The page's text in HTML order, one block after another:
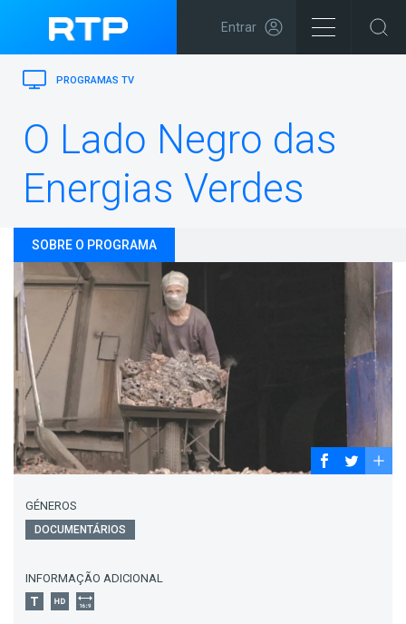
Entrar
PROGRAMAS TV
O Lado Negro das
Energias Verdes
SOBRE O PROGRAMA
GÉNEROS
DOCUMENTÁRIOS
INFORMAÇÃO ADICIONAL